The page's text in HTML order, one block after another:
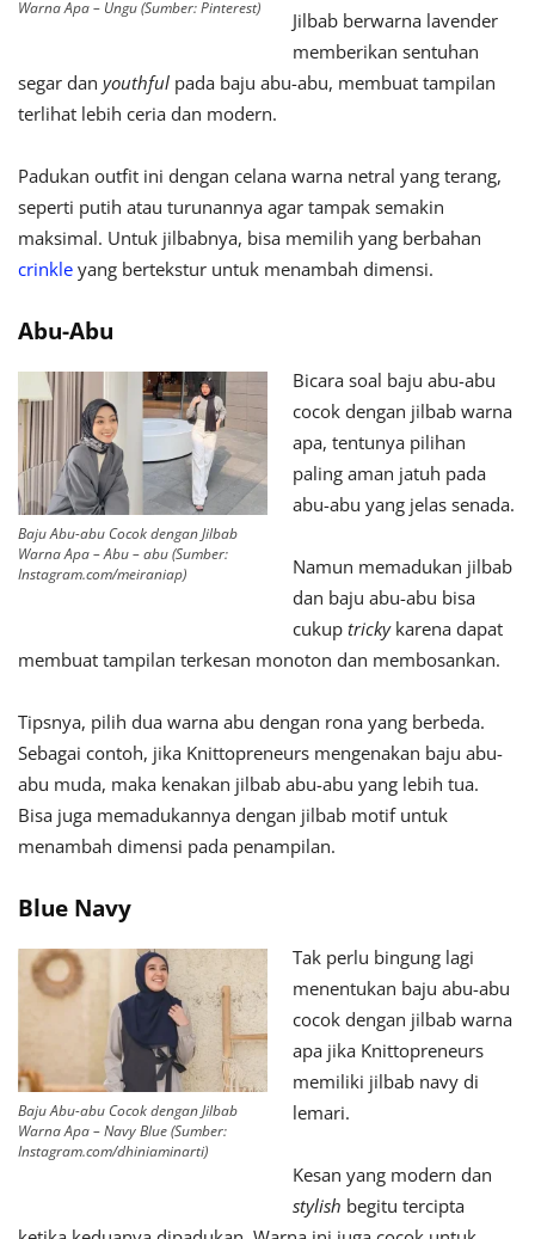
Warna Apa – Ungu (Sumber: Pinterest)
Jilbab berwarna lavender
memberikan sentuhan
segar dan youthful pada baju abu-abu, membuat tampilan
terlihat lebih ceria dan modern.
Padukan outfit ini dengan celana warna netral yang terang,
seperti putih atau turunannya agar tampak semakin
maksimal. Untuk jilbabnya, bisa memilih yang berbahan
crinkle yang bertekstur untuk menambah dimensi.
Abu-Abu
Baju Abu-abu Cocok dengan Jilbab
Warna Apa – Abu – abu (Sumber:
Instagram.com/meiraniap)
Bicara soal baju abu-abu
cocok dengan jilbab warna
apa, tentunya pilihan
paling aman jatuh pada
abu-abu yang jelas senada.
Namun memadukan jilbab
dan baju abu-abu bisa
cukup tricky karena dapat
membuat tampilan terkesan monoton dan membosankan.
Tipsnya, pilih dua warna abu dengan rona yang berbeda.
Sebagai contoh, jika Knittopreneurs mengenakan baju abu-
abu muda, maka kenakan jilbab abu-abu yang lebih tua.
Bisa juga memadukannya dengan jilbab motif untuk
menambah dimensi pada penampilan.
Blue Navy
Baju Abu-abu Cocok dengan Jilbab
Warna Apa – Navy Blue (Sumber:
Instagram.com/dhiniaminarti)
Tak perlu bingung lagi
menentukan baju abu-abu
cocok dengan jilbab warna
apa jika Knittopreneurs
memiliki jilbab navy di
lemari.
Kesan yang modern dan
stylish begitu tercipta